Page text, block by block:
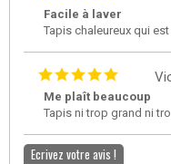
Facile à laver
Tapis chaleureux qui
Me plaît beaucoup
Tapis ni trop grand ni
Ecrivez votre avis !